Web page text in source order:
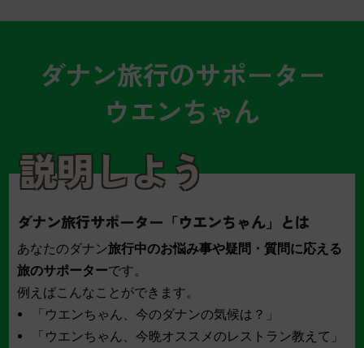
ダナン旅行のサポーター
ウエンちゃん
説明しよう
ダナン旅行サポーター「ウエンちゃん」とは
あなたのダナン旅行中のお悩み事や疑問・質問に応える
旅のサポーターです。
例えばこんなことができます。
「ウエンちゃん、今のダナンの気候は？」
「ウエンちゃん、今晩オススメのレストラン教えて」